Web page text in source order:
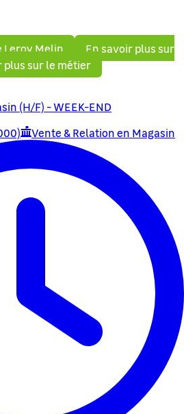
Leroy Melin
En savoir plus sur
plus sur le métier
(H/F) - WEEK-END
Vente & Relation en Magasin